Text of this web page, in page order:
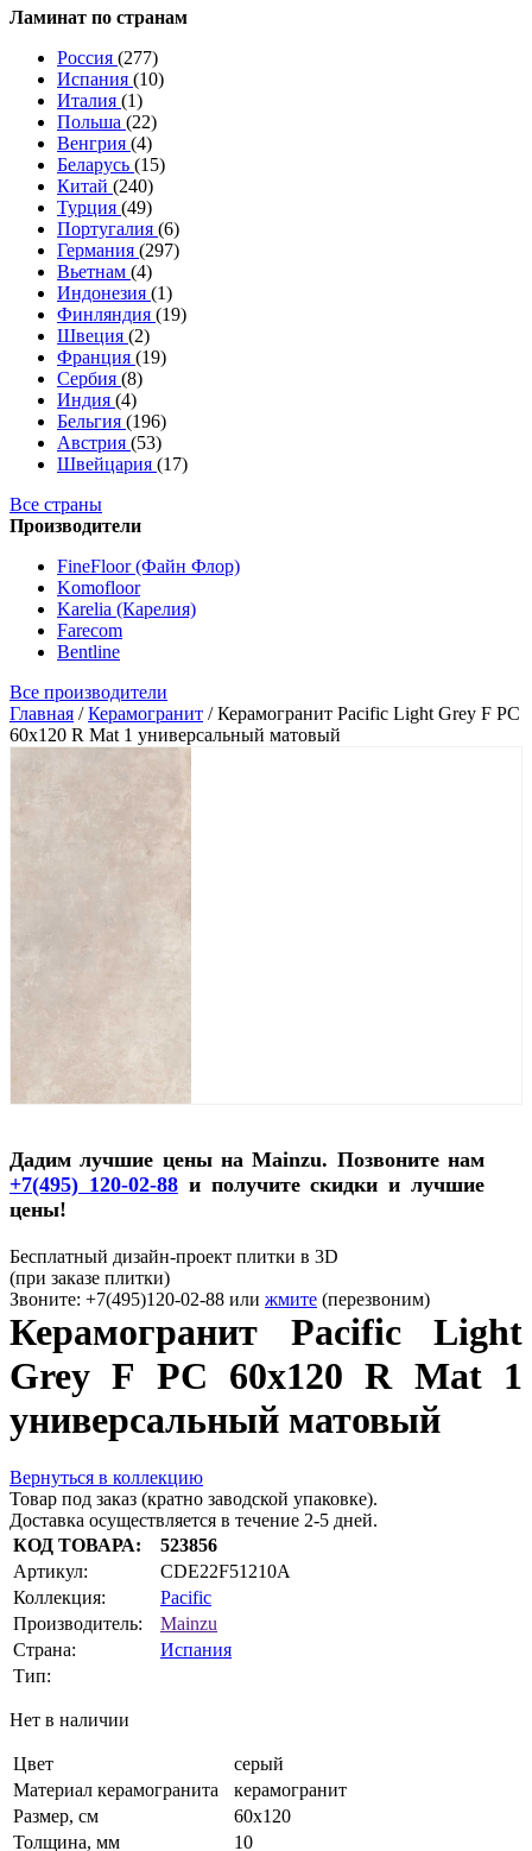
Ламинат по странам
Россия (277)
Испания (10)
Италия (1)
Польша (22)
Венгрия (4)
Беларусь (15)
Китай (240)
Турция (49)
Португалия (6)
Германия (297)
Вьетнам (4)
Индонезия (1)
Финляндия (19)
Швеция (2)
Франция (19)
Сербия (8)
Индия (4)
Бельгия (196)
Австрия (53)
Швейцария (17)
Все страны
Производители
FineFloor (Файн Флор)
Komofloor
Karelia (Карелия)
Farecom
Bentline
Все производители
Главная /Керамогранит /Керамогранит Pacific Light Grey F PC
60x120 R Mat 1 универсальный матовый
Дадим лучшие цены на Mainzu. Позвоните нам
+7(495) 120-02-88и получите скидки и лучшие
цены!
Бесплатный дизайн-проект плитки в 3D
(при заказе плитки)
Звоните: +7(495)120-02-88 или жмите (перезвоним)
Керамогранит Pacific Light
Grey F PC 60x120 R Mat 1
универсальный матовый
Вернуться в коллекцию
Товар под заказ (кратно заводской упаковке).
Доставка осуществляется в течение 2-5 дней.
КОД ТОВАРА:
523856
Артикул:
CDE22F51210A
Коллекция:
Pacific
Производитель:
Mainzu
Страна:
Испания
Тип:
Нет в наличии
Цвет
серый
Материал керамогранита
керамогранит
Размер, см
60x120
Толщина, мм
10